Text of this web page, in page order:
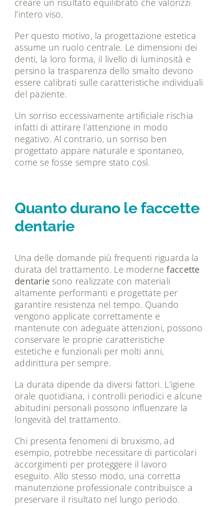
l’intero viso.
Per questo motivo, la progettazione estetica
assume un ruolo centrale. Le dimensioni dei
denti, la loro forma, il livello di luminosità e
persino la trasparenza dello smalto devono
essere calibrati sulle caratteristiche individuali
del paziente.
Un sorriso eccessivamente artificiale rischia
infatti di attirare l’attenzione in modo
negativo. Al contrario, un sorriso ben
progettato appare naturale e spontaneo,
come se fosse sempre stato così.
Quanto durano le faccette
dentarie
Una delle domande più frequenti riguarda la
durata del trattamento. Le modernefaccette
dentarie sono realizzate con materiali
altamente performanti e progettate per
garantire resistenza nel tempo. Quando
vengono applicate correttamente e
mantenute con adeguate attenzioni, possono
conservare le proprie caratteristiche
estetiche e funzionali per molti anni,
addirittura per sempre.
La durata dipende da diversi fattori. L’igiene
orale quotidiana, i controlli periodici e alcune
abitudini personali possono influenzare la
longevità del trattamento.
Chi presenta fenomeni di bruxismo, ad
esempio, potrebbe necessitare di particolari
accorgimenti per proteggere il lavoro
eseguito. Allo stesso modo, una corretta
manutenzione professionale contribuisce a
preservare il risultato nel lungo periodo.